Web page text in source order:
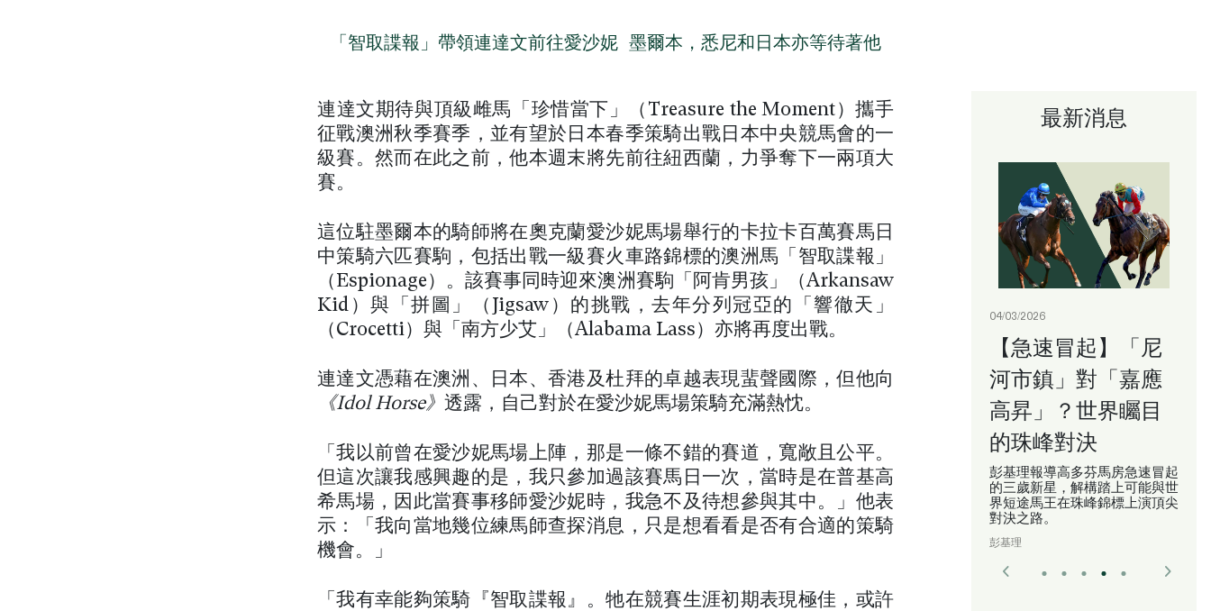
最新消息
04/03/2026
【急速冒起】「尼
河市鎮」對「嘉應
高昇」？世界矚目
的珠峰對決
彭基理報導高多芬馬房急速冒起
的三歲新星，解構踏上可能與世
界短途馬王在珠峰錦標上演頂尖
對決之路。
彭基理
「智取諜報」帶領連達文前往愛沙妮 墨爾本，悉尼和日本亦等待著他
連達文期待與頂級雌馬「珍惜當下」（Treasure the Moment）攜手
征戰澳洲秋季賽季，並有望於日本春季策騎出戰日本中央競馬會的一
級賽。然而在此之前，他本週末將先前往紐西蘭，力爭奪下一兩項大
賽。
這位駐墨爾本的騎師將在奧克蘭愛沙妮馬場舉行的卡拉卡百萬賽馬日
中策騎六匹賽駒，包括出戰一級賽火車路錦標的澳洲馬「智取諜報」
（Espionage）。該賽事同時迎來澳洲賽駒「阿肯男孩」（Arkansaw
Kid）與「拼圖」（Jigsaw）的挑戰，去年分列冠亞的「響徹天」
（Crocetti）與「南方少艾」（Alabama Lass）亦將再度出戰。
連達文憑藉在澳洲、日本、香港及杜拜的卓越表現蜚聲國際，但他向
《Idol Horse》 透露，自己對於在愛沙妮馬場策騎充滿熱忱。
「我以前曾在愛沙妮馬場上陣，那是一條不錯的賽道，寬敞且公平。
但這次讓我感興趣的是，我只參加過該賽馬日一次，當時是在普基高
希馬場，因此當賽事移師愛沙妮時，我急不及待想參與其中。」他表
示：「我向當地幾位練馬師查探消息，只是想看看是否有合適的策騎
機會。」
「我有幸能夠策騎『智取諜報』。牠在競賽生涯初期表現極佳，或許